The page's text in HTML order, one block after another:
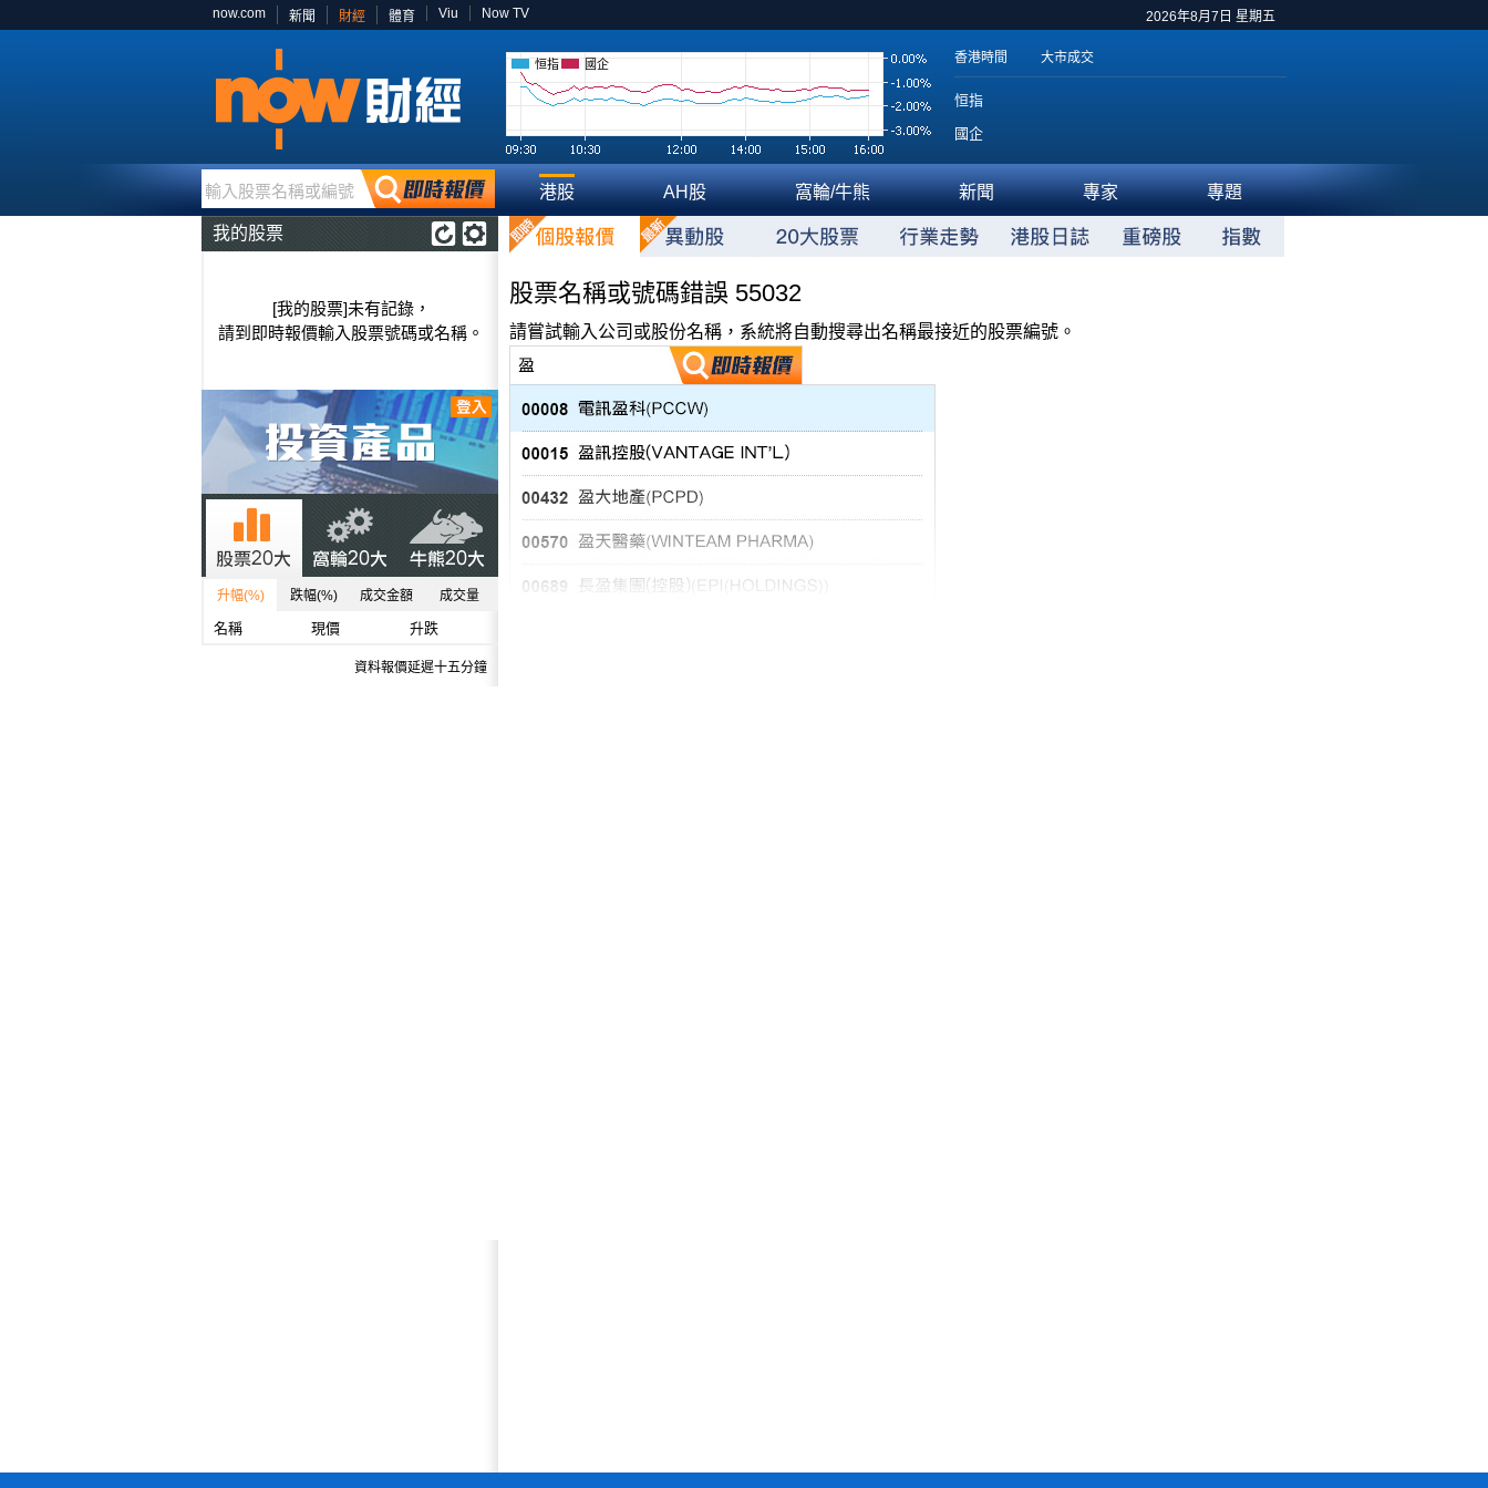
2026年8月7日 星期五
now.com 新聞 財經 體育 Viu Now TV
恒指 國企 香港時間 大市成交
恒指
國企
輸入股票名稱或編號 港股 AH股 窩輪/牛熊 新聞 專家 專題
我的股票
[我的股票]未有記錄，
請到即時報價輸入股票號碼或名稱。
升幅(%) 跌幅(%) 成交金額 成交量
名稱 現價 升跌
資料報價延遲十五分鐘
股票名稱或號碼錯誤 55032
請嘗試輸入公司或股份名稱，系統將自動搜尋出名稱最接近的股票編號。